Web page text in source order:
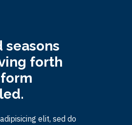
seasons
forth
elit, sed do